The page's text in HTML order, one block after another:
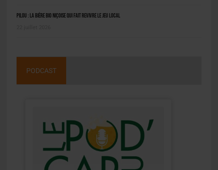
Pilou : la bière bio niçoise qui fait revivre le jeu local
PODCAST